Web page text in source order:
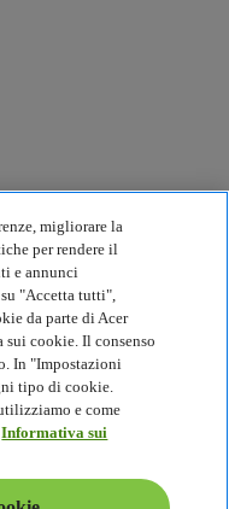
migliorare la
per rendere il
e annunci
"Accetta tutti",
da parte di Acer
cookie. Il consenso
In "Impostazioni
tipo di cookie.
e come
Informativa sui